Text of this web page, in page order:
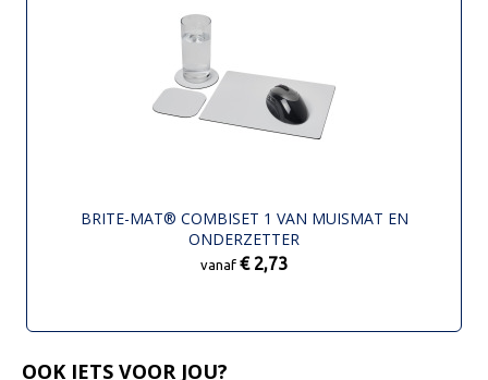
BRITE-MAT® COMBISET 1 VAN MUISMAT EN
ONDERZETTER
vanaf € 2,73
OOK IETS VOOR JOU?